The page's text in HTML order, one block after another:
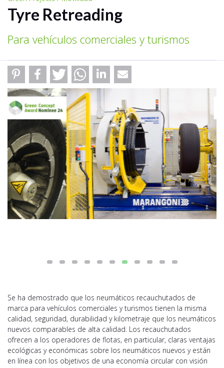
Tyre Retreading
Para vehículos comerciales y turismos
Se ha demostrado que los neumáticos recauchutados de
marca para vehículos comerciales y turismos tienen la misma
calidad, seguridad, durabilidad y kilometraje que los neumáticos
nuevos comparables de alta calidad. Los recauchutados
ofrecen a los operadores de flotas, en particular, claras ventajas
ecológicas y económicas sobre los neumáticos nuevos y están
en línea con los objetivos de una economía circular con visión